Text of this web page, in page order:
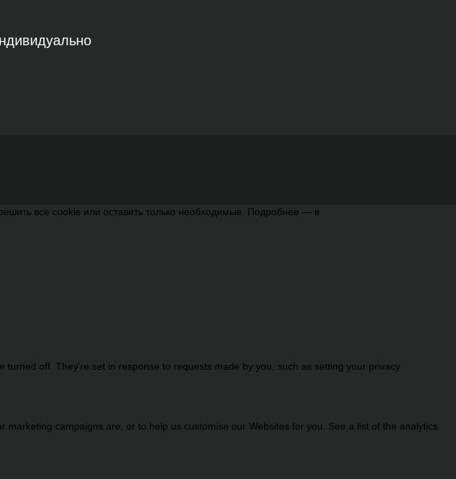
все cookie или оставить только необходимые. Подробнее — в
off. They're set in response to requests made by you, such as setting your privacy
campaigns are, or to help us customise our Websites for you. See a list of the analytics